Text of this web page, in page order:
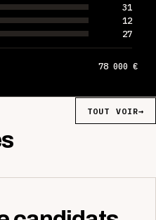
31
12
27
78 000 €
TOUT VOIR→